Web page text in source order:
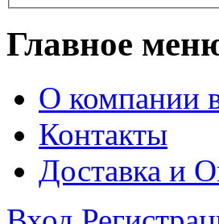
Главное
О компании
Контакты
Доставка и